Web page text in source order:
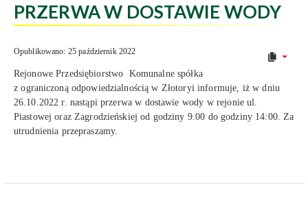
PRZERWA W DOSTAWIE WODY
Opublikowano: 25 październik 2022
Rejonowe Przedsiębiorstwo Komunalne spółka
z ograniczoną odpowiedzialnością w Złotoryi informuje, iż w dniu
26.10.2022 r. nastąpi przerwa w dostawie wody w rejonie ul.
Piastowej oraz Zagrodzieńskiej od godziny 9:00 do godziny 14:00. Za
utrudnienia przepraszamy.